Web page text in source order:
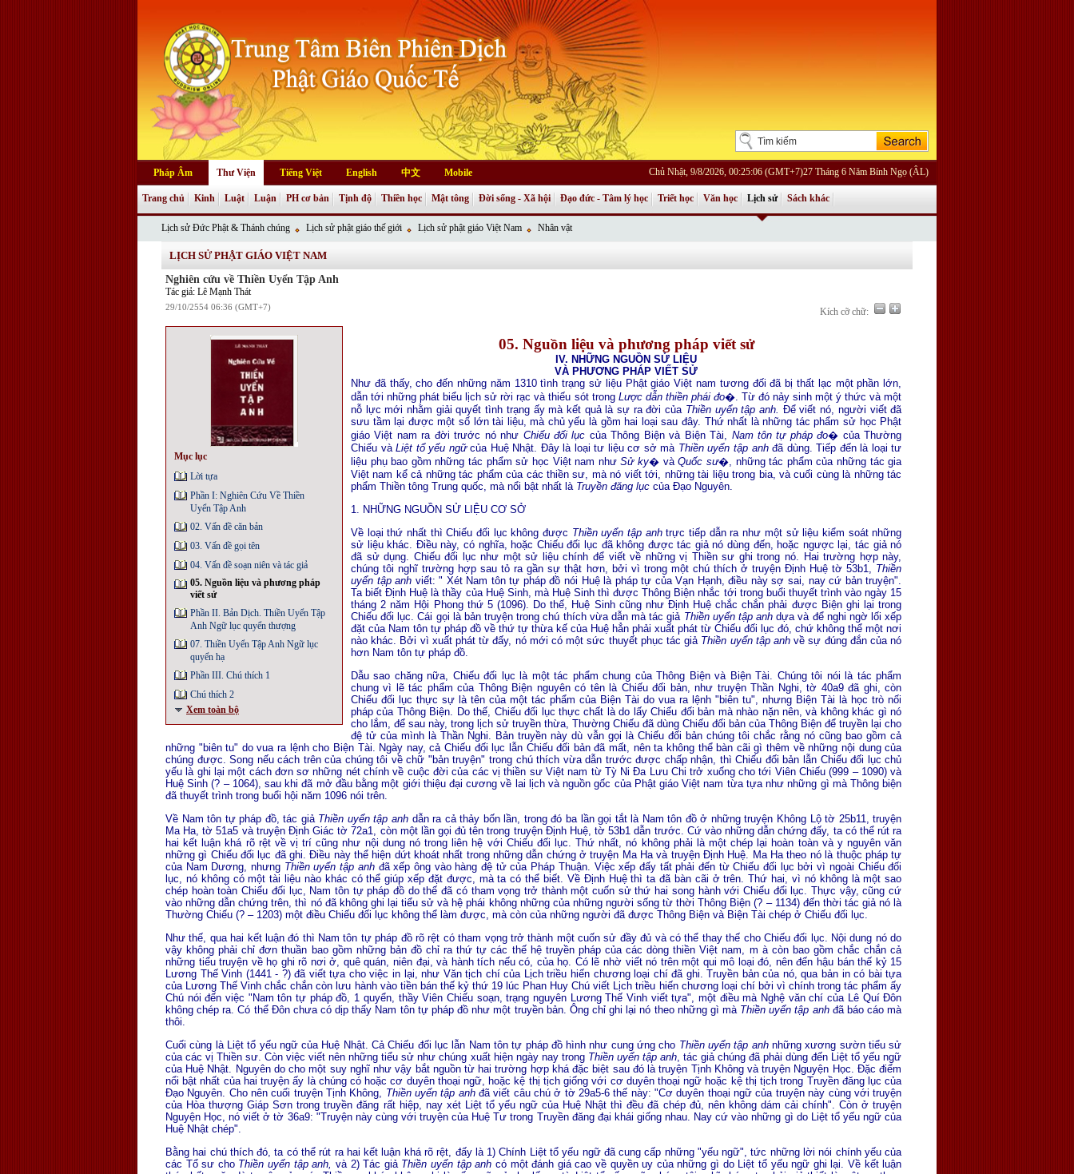
Pháp Âm Thư Viện Tiếng Việt English 中文 Mobile Chủ Nhật, 9/8/2026, 00:25:06 (GMT+7)27 Tháng 6 Năm Bính Ngọ (ÂL)
Trang chủ Kinh Luật Luận PH cơ bản Tịnh độ Thiền học Mật tông Đời sống - Xã hội Đạo đức - Tâm lý học Triết học Văn học Lịch sử
Lịch sử Đức Phật & Thánh chúng Lịch sử phật giáo thế giới Lịch sử phật giáo Việt Nam Nhân vật
Sách khác
LỊCH SỬ PHẬT GIÁO VIỆT NAM
Nghiên cứu về Thiền Uyển Tập Anh
Tác giả: Lê Mạnh Thát
29/10/2554 06:36 (GMT+7) Kích cỡ chữ:
Mục lục
Lời tựa
Phần I: Nghiên Cứu Về Thiền
Uyển Tập Anh
02. Vấn đề căn bản
03. Vấn đề gọi tên
04. Vấn đề soạn niên và tác giả
05. Nguồn liệu và phương pháp
viết sử
Phần II. Bản Dịch. Thiền Uyển Tập
Anh Ngữ lục quyển thượng
07. Thiền Uyển Tập Anh Ngữ lục
quyển hạ
Phần III. Chú thích 1
Chú thích 2
Xem toàn bộ
05. Nguồn liệu và phương pháp viết sử
IV. NHỮNG NGUỒN SỬ LIỆU
VÀ PHƯƠNG PHÁP VIẾT SỬ
Như đã thấy, cho đến những năm 1310 tình trạng sử liệu Phật giáo Việt nam tương đối đã bị thất lạc một phần lớn,
dẫn tới những phát biểu lịch sử rời rạc và thiếu sót trong Lược dẫn thiền phái đo�. Từ đó nảy sinh một ý thức và một
nỗ lực mới nhằm giải quyết tình trạng ấy mà kết quả là sự ra đời của Thiền uyển tập anh. Ðể viết nó, người viết đã
sưu tầm lại được một số lớn tài liệu, mà chủ yếu là gồm hai loại sau đây. Thứ nhất là những tác phẩm sử học Phật
giáo Việt nam ra đời trước nó như Chiếu đối lục của Thông Biện và Biện Tài, Nam tôn tự pháp đo� của Thường
Chiếu vàLiệt tổ yếu ngữcủa Huệ Nhật. Ðây là loại tư liệu cơ sở mà Thiền uyển tập anhđã dùng. Tiếp đến là loại tư
liệu phụ bao gồm những tác phẩm sử học Việt nam nhưSử ky� vàQuốc sư�, những tác phẩm của những tác gia
Việt nam kể cả những tác phẩm của các thiền sư, mà nó viết tới, những tài liệu trong bia, và cuối cùng là những tác
phẩm Thiền tông Trung quốc, mà nổi bật nhất là Truyền đăng lục của Ðạo Nguyên.
1. NHỮNG NGUỒN SỬ LIỆU CƠ SỞ
Về loại thứ nhất thì Chiếu đối lục không được Thiền uyển tập anhtrực tiếp dẫn ra như một sử liệu kiểm soát những
sử liệu khác. Ðiều này, có nghĩa, hoặc Chiếu đối lục đã không được tác giả nó dùng đến, hoặc ngược lại, tác giả nó
đã sử dụng. Chiếu đối lục như một sử liệu chính để viết về những vị Thiền sư ghi trong nó. Hai trường hợp này,
chúng tôi nghĩ trường hợp sau tỏ ra gần sự thật hơn, bởi vì trong một chú thích ở truyện Ðịnh Huệ tờ 53b1, Thiền
uyển tập anh viết: " Xét Nam tôn tự pháp đồ nói Huệ là pháp tự của Vạn Hạnh, điều này sợ sai, nay cứ bản truyện".
Ta biết Ðịnh Huệ là thầy của Huệ Sinh, mà Huệ Sinh thì được Thông Biện nhắc tới trong buổi thuyết trình vào ngày 15
tháng 2 năm Hội Phong thứ 5 (1096). Do thế, Huệ Sinh cũng như Ðịnh Huệ chắc chắn phải được Biện ghi lại trong
Chiếu đối lục. Cái gọi là bản truyện trong chú thích vừa dẫn mà tác giả Thiền uyển tập anh dựa và để nghi ngờ lối xếp
đặt của Nam tôn tự pháp đồ về thứ tự thừa kế của Huệ hẳn phải xuất phát từ Chiếu đối lục đó, chứ không thể một nơi
nào khác. Bởi vì xuất phát từ đấy, nó mới có một sức thuyết phục tác giả Thiền uyển tập anh về sự đúng đắn của nó
hơn Nam tôn tự pháp đồ.
Dẫu sao chăng nữa, Chiếu đối lục là một tác phẩm chung của Thông Biện và Biện Tài. Chúng tôi nói là tác phẩm
chung vì lẽ tác phẩm của Thông Biện nguyên có tên là Chiếu đối bản, như truyện Thần Nghi, tờ 40a9 đã ghi, còn
Chiếu đối lục thực sự là tên của một tác phẩm của Biện Tài do vua ra lệnh "biên tu", nhưng Biện Tài là học trò nối
pháp của Thông Biện. Do thế, Chiếu đối lục thực chất là do lấy Chiếu đối bản mà nhào nặn nên, và không khác gì nó
cho lắm, để sau này, trong lịch sử truyền thừa, Thường Chiếu đã dùng Chiếu đối bản của Thông Biện để truyền lại cho
đệ tử của mình là Thần Nghi. Bản truyền này dù vẫn gọi là Chiếu đối bản chúng tôi chắc rằng nó cũng bao gồm cả
những "biên tu" do vua ra lệnh cho Biện Tài. Ngày nay, cả Chiếu đối lục lẫn Chiếu đối bản đã mất, nên ta không thể bàn cãi gì thêm về những nội dung của
chúng được. Song nếu cách trên của chúng tôi về chữ "bản truyện" trong chú thích vừa dẫn trước được chấp nhận, thì Chiếu đối bản lẫn Chiếu đối lục chủ
yếu là ghi lại một cách đơn sơ những nét chính về cuộc đời của các vị thiền sư Việt nam từ Tỳ Ni Ða Lưu Chi trở xuống cho tới Viên Chiếu (999 – 1090) và
Huệ Sinh (? – 1064), sau khi đã mở đầu bằng một giới thiệu đại cương về lai lịch và nguồn gốc của Phật giáo Việt nam từa tựa như những gì mà Thông biện
đã thuyết trình trong buổi hội năm 1096 nói trên.
Về Nam tôn tự pháp đồ, tác giả Thiền uyển tập anh dẫn ra cả thảy bốn lần, trong đó ba lần gọi tắt là Nam tôn đồ ở những truyện Không Lộ tờ 25b11, truyện
Ma Ha, tờ 51a5 và truyện Ðịnh Giác tờ 72a1, còn một lần gọi đủ tên trong truyện Ðịnh Huệ, tờ 53b1 dẫn trước. Cứ vào những dẫn chứng đấy, ta có thể rút ra
hai kết luận khá rõ rệt về vị trí cũng như nội dung nó trong liên hệ với Chiếu đối lục. Thứ nhất, nó không phải là một chép lại hoàn toàn và y nguyên văn
những gì Chiếu đối lục đã ghi. Ðiều này thể hiện dứt khoát nhất trong những dẫn chứng ở truyện Ma Ha và truyện Ðịnh Huệ. Ma Ha theo nó là thuộc pháp tự
của Nam Dương, nhưng Thiền uyển tập anhđã xếp ông vào hàng đệ tử của Pháp Thuận. Việc xếp đấy tất phải đến từ Chiếu đối lục bởi vì ngoài Chiếu đối
lục, nó không có một tài liệu nào khác có thể giúp xếp đặt được, mà ta có thể biết. Về Ðịnh Huệ thì ta đã bàn cãi ở trên. Thứ hai, vì nó không là một sao
chép hoàn toàn Chiếu đối lục, Nam tôn tự pháp đồ do thế đã có tham vọng trở thành một cuốn sử thứ hai song hành với Chiếu đối lục. Thực vậy, cũng cứ
vào những dẫn chứng trên, thì nó đã không ghi lại tiểu sử và hệ phái không những của những người sống từ thời Thông Biện (? – 1134) đến thời tác giả nó là
Thường Chiếu (? – 1203) một điều Chiếu đối lục không thể làm được, mà còn của những người đã được Thông Biện và Biện Tài chép ở Chiếu đối lục.
Như thế, qua hai kết luận đó thì Nam tôn tự pháp đồ rõ rệt có tham vọng trở thành một cuốn sử đầy đủ và có thể thay thế cho Chiếu đối lục. Nội dung nó do
vậy không phải chỉ đơn thuần bao gồm những bản đồ chỉ ra thứ tự các thế hệ truyền pháp của các dòng thiền Việt nam, m à còn bao gồm chắc chắn cả
những tiểu truyện về họ ghi rõ nơi ở, quê quán, niên đại, và hành tích nếu có, của họ. Có lẽ nhờ viết nó trên một qui mô loại đó, nên đến hậu bán thế kỷ 15
Lương Thế Vinh (1441 - ?) đã viết tựa cho việc in lại, như Văn tịch chí của Lịch triều hiến chương loại chí đã ghi. Truyền bản của nó, qua bản in có bài tựa
của Lương Thế Vinh chắc chắn còn lưu hành vào tiền bán thế kỷ thứ 19 lúc Phan Huy Chú viết Lịch triều hiến chương loại chí bởi vì chính trong tác phẩm ấy
Chú nói đến việc "Nam tôn tự pháp đồ, 1 quyển, thầy Viên Chiếu soạn, trạng nguyên Lương Thế Vinh viết tựa", một điều mà Nghệ văn chí của Lê Quí Ðôn
không chép ra. Có thể Ðôn chưa có dịp thấy Nam tôn tự pháp đồ như một truyền bản. Ông chỉ ghi lại nó theo những gì mà Thiền uyển tập anhđã báo cáo mà
thôi.
Cuối cùng là Liệt tổ yếu ngữ của Huệ Nhật. Cả Chiếu đối lục lẫn Nam tôn tự pháp đồ hình như cung ứng cho Thiền uyển tập anhnhững xương sườn tiểu sử
của các vị Thiền sư. Còn việc viết nên những tiểu sử như chúng xuất hiện ngày nay trong Thiền uyển tập anh, tác giả chúng đã phải dùng đến Liệt tổ yếu ngữ
của Huệ Nhật. Nguyên do cho một suy nghĩ như vậy bắt nguồn từ hai trường hợp khá đặc biệt sau đó là truyện Tịnh Không và truyện Nguyện Học. Ðặc điểm
nổi bật nhất của hai truyện ấy là chúng có hoặc cơ duyên thoại ngữ, hoặc kệ thị tịch giống với cơ duyên thoại ngữ hoặc kệ thị tịch trong Truyền đăng lục của
Ðạo Nguyên. Cho nên cuối truyện Tịnh Không, Thiền uyển tập anhđã viết câu chú ở tờ 29a5-6 thế này: "Cơ duyên thoại ngữ của truyện này cùng với truyện
của Hòa thượng Giáp Sơn trong truyền đăng rất hiệp, nay xét Liệt tổ yếu ngữ của Huệ Nhật thì đều đã chép đủ, nên không dám cải chính". Còn ở truyện
Nguyện Học, nó viết ở tờ 36a9: "Truyện này cùng với truyện của Huệ Tư trong Truyền đăng đại khái giống nhau. Nay cứ vào những gì do Liệt tổ yếu ngữ của
Huệ Nhật chép".
Bằng hai chú thích đó, ta có thể rút ra hai kết luận khá rõ rệt, đấy là 1) Chính Liệt tổ yếu ngữ đã cung cấp những "yếu ngữ", tức những lời nói chính yếu của
các Tổ sư cho Thiền uyển tập anh, và 2) Tác giả Thiền uyển tập anh có một đánh giá cao về quyền uy của những gì do Liệt tổ yếu ngữ ghi lại. Về kết luận